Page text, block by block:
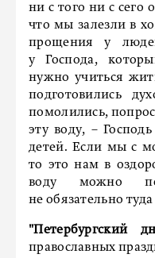
ни с того ни с
что мы залезли в
прощения у
у Господа,
нужно учиться
подготовились
помолились,
эту воду, –
детей. Если мы с
то это нам в
воду можно
не обязательно
"Петербургский
православных